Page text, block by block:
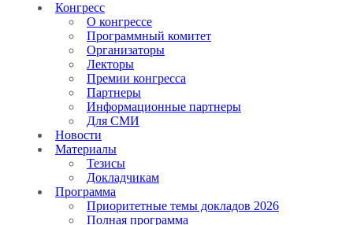
Конгресс
О конгрессе
Программный комитет
Организаторы
Лекторы
Премии конгресса
Партнеры
Информационные партнеры
Для СМИ
Новости
Материалы
Тезисы
Докладчикам
Программа
Приоритетные темы докладов 2026
Полная программа